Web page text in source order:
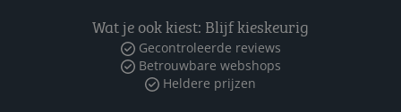
Wat je ook kiest: Blijf kieskeurig
Gecontroleerde reviews
Betrouwbare webshops
Heldere prijzen